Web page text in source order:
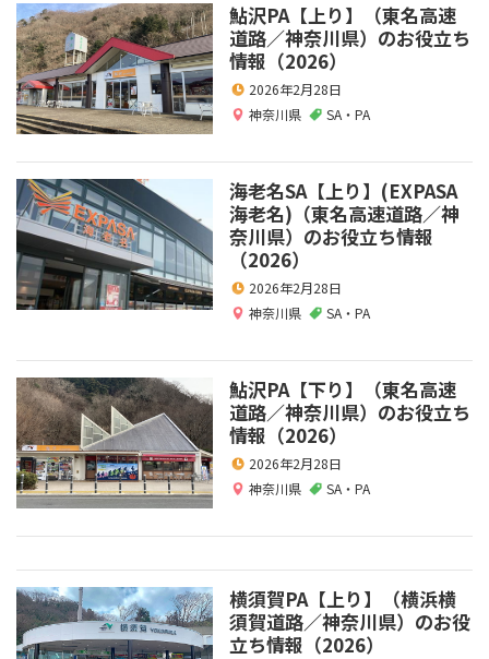
鮎沢PA【上り】（東名高速
道路／神奈川県）のお役立ち
情報（2026）
2026年2月28日
神奈川県
SA・PA
海老名SA【上り】(EXPASA
海老名)（東名高速道路／神
奈川県）のお役立ち情報
（2026）
2026年2月28日
神奈川県
SA・PA
鮎沢PA【下り】（東名高速
道路／神奈川県）のお役立ち
情報（2026）
2026年2月28日
神奈川県
SA・PA
横須賀PA【上り】（横浜横
須賀道路／神奈川県）のお役
立ち情報（2026）